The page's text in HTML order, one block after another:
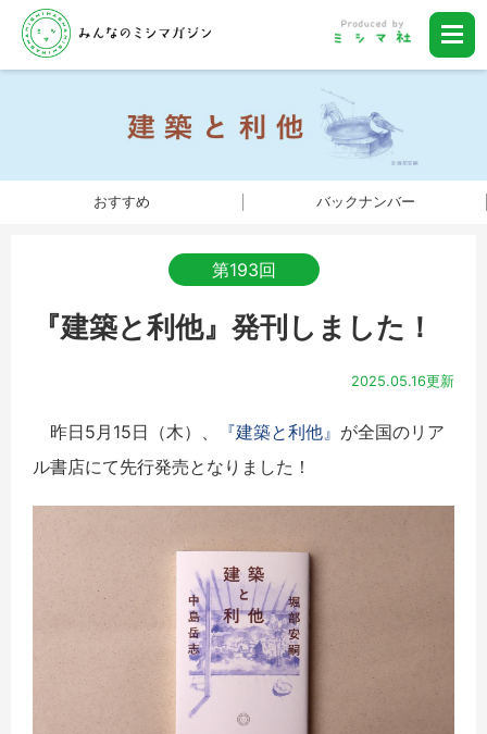
おすすめ バックナンバー
第193回
『建築と利他』発刊しました！
2025.05.16更新
昨日5月15日（木）、 『建築と利他』 が全国のリア
ル書店にて先行発売となりました！